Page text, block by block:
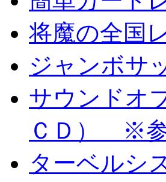
将魔の全国
ジャンボサ
サウンドオ
ＣＤ） ※参
ターベル